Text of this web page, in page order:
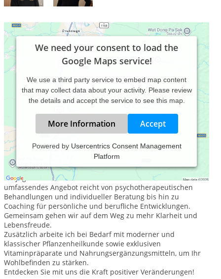
We need your consent to load the
Google Maps service!
We use a third party service to embed map content
that may collect data about your activity. Please review
the details and accept the service to see this map.
More Information Accept
Powered by Usercentrics Consent Management
Platform
Willkommen bei Praxis Change – Ihrer Anlaufstelle für
psychologische Unterstützung und ganzheitliche Gesundheit
für Jugendliche, Erwachsene und Familien. Mein
umfassendes Angebot reicht von psychotherapeutischen
Behandlungen und individueller Beratung bis hin zu
Coaching für persönliche und berufliche Entwicklungen.
Gemeinsam gehen wir auf dem Weg zu mehr Klarheit und
Lebensfreude.
Zusätzlich arbeite ich bei Bedarf mit moderner und
klassischer Pflanzenheilkunde sowie exklusiven
Vitaminpräparate und Nahrungsergänzungsmitteln, um Ihr
Wohlbefinden zu stärken.
Entdecken Sie mit uns die Kraft positiver Veränderungen!